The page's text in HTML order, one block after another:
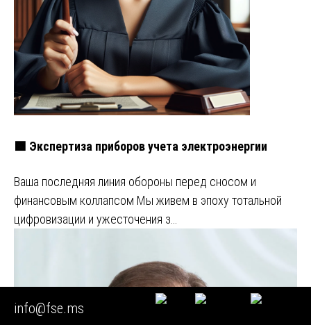
🟩 Экспертиза приборов учета электроэнергии
Ваша последняя линия обороны перед сносом и
финансовым коллапсом Мы живем в эпоху тотальной
цифровизации и ужесточения з…
info@fse.ms